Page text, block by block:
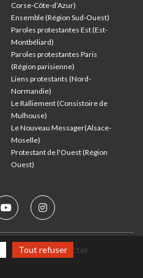
Corse-Côte-d’Azur)
Ensemble (Région Sud-Ouest)
Paroles protestantes Est (Est-
Montbéliard)
Paroles protestantes Paris
(Région parisienne)
Liens protestants (Nord-
Normandie)
Le Ralliement (Consistoire de
Mulhouse)
Le Nouveau Messager(Alsace-
Moselle)
Protestant de l'Ouest (Région
Ouest)
Nous contacter
Tout refuser